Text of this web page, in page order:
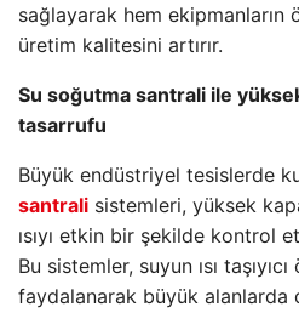
sağlayarak hem ekipmanların
üretim kalitesini artırır.
Su soğutma santrali ile
tasarrufu
Büyük endüstriyel tesislerde
santrali sistemleri, yüksek
ısıyı etkin bir şekilde kontrol
Bu sistemler, suyun ısı
faydalanarak büyük alanlarda